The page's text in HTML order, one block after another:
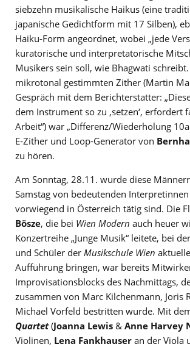
siebzehn musikalische Haikus (eine
japanische Gedichtform mit 17 Silben),
Haiku-Form angeordnet, wobei „jede
kuratorische und interpretatorische
Musikers sein soll, wie Bhagwati
mikrotonal gestimmten Zither (Martin
Gespräch mit dem Berichterstatter:
dem Instrument so zu ‚setzen‘, erfordert
Arbeit“) war „Differenz/Wiederholung
E-Zither und Loop-Generator von
zu hören.
Am Sonntag, 28.11. wurde diese
Samstag von bedeutenden
vorwiegend in Österreich tätig sind. Die
Bösze, die bei Wien Modern auch heuer
Konzertreihe „Junge Musik“ leitete, bei
und Schüler der Musikschule Wien
Aufführung bringen, war bereits
Improvisationsblocks des Nachmittags,
zusammen von Marc Kilchenmann, Joris
Michael Vorfeld bestritten wurde. Mit
Quartet (Joanna Lewis & Anne Harvey
Violinen, Lena Fankhauser an der Viola